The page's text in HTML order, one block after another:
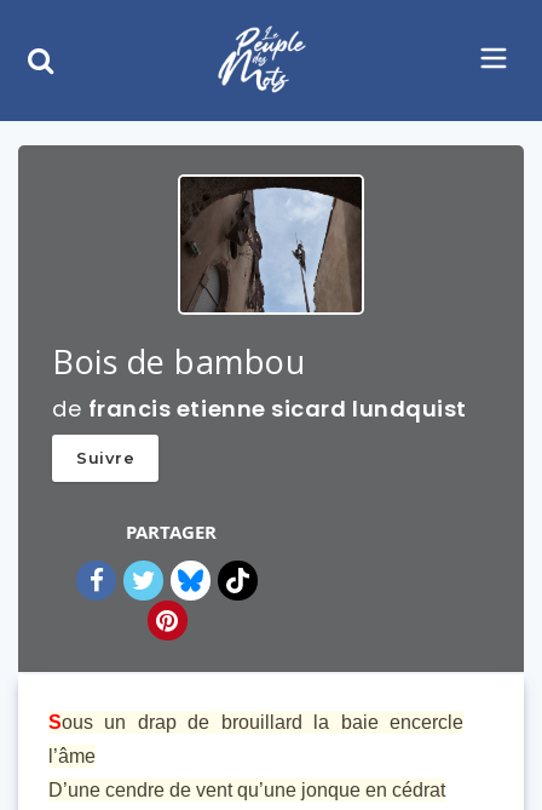
Bois de bambou
de francis etienne sicard lundquist
Suivre
PARTAGER
Sous un drap de brouillard la baie encercle
l’âme
D’une cendre de vent qu’une jonque en cédrat